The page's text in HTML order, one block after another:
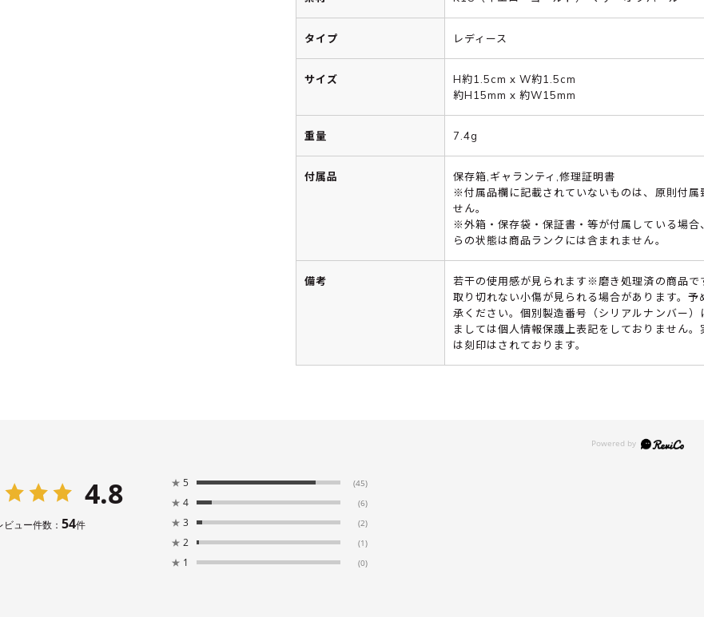
タイプ レディース
サイズ
H約1.5cm x W約1.5cm
約H15mm x 約W15mm
重量 7.4g
付属品
保存箱,ギャランティ,修理証明書
※付属品欄に記載されていないものは、原則付属
せん。
※外箱・保存袋・保証書・等が付属している場合
らの状態は商品ランクには含まれません。
備考
若干の使用感が見られます※磨き処理済の商品で
取り切れない小傷が見られる場合があります。予
承ください。個別製造番号（シリアルナンバー）
ましては個人情報保護上表記をしておりません。
は刻印はされております。
4.8
ビュー件数： 54件
★ 5 (45)
★ 4 (6)
★ 3 (2)
★ 2 (1)
★ 1 (0)